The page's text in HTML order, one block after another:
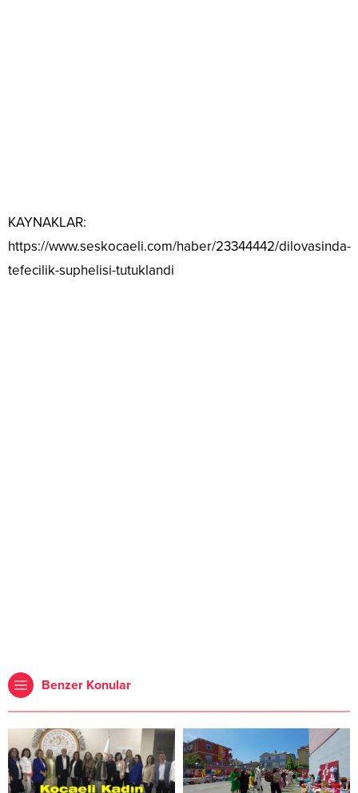
KAYNAKLAR:
https://www.seskocaeli.com/haber/23344442/dilovasinda-
tefecilik-suphelisi-tutuklandi
Benzer Konular